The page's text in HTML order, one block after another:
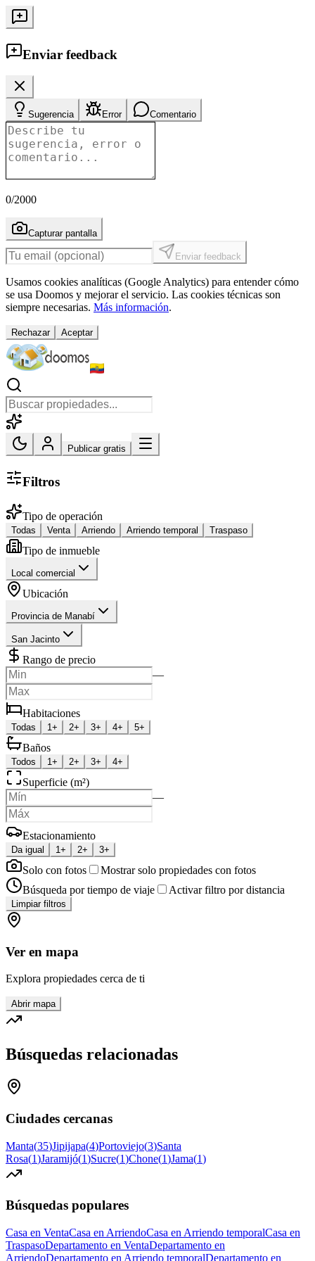
Enviar feedback
Sugerencia Error Comentario
0/2000
Capturar pantalla
Enviar feedback
Usamos cookies analíticas (Google Analytics) para entender cómo
se usa Doomos y mejorar el servicio. Las cookies técnicas son
siempre necesarias. Más información.
Rechazar Aceptar
Publicar gratis
Filtros
Tipo de operación
Todas Venta Arriendo Arriendo temporal Traspaso
Tipo de inmueble
Local comercial
Ubicación
Provincia de Manabí
San Jacinto
Rango de precio
—
Habitaciones
Todas 1+ 2+ 3+ 4+ 5+
Baños
Todos 1+ 2+ 3+ 4+
Superficie (m²)
—
Estacionamiento
Da igual 1+ 2+ 3+
Solo con fotos
Mostrar solo propiedades con fotos
Búsqueda por tiempo de viaje
Activar filtro por distancia
Limpiar filtros
Ver en mapa
Explora propiedades cerca de ti
Abrir mapa
Búsquedas relacionadas
Ciudades cercanas
Manta(35)Jipijapa(4)Portoviejo(3)Santa
Rosa(1)Jaramijó(1)Sucre(1)Chone(1)Jama(1)
Búsquedas populares
Casa en VentaCasa en ArriendoCasa en Arriendo temporalCasa en
TraspasoDepartamento en VentaDepartamento en
ArriendoDepartamento en Arriendo temporalDepartamento en